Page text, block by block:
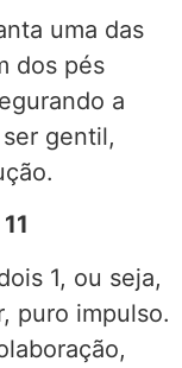
uma das
dos pés
a
gentil,
1, ou seja,
puro impulso.